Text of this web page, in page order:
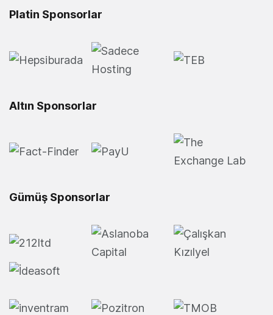
Platin Sponsorlar
Altın Sponsorlar
Gümüş Sponsorlar